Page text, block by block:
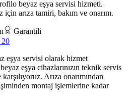
beyaz eşya servisi hizmeti.
için arıza tamiri, bakım ve onarım.
Garantili
20
eşya servisi olarak hizmet
eşya cihazlarınızın teknik servis
Arıza onarımından
montaj işlemlerine kadar